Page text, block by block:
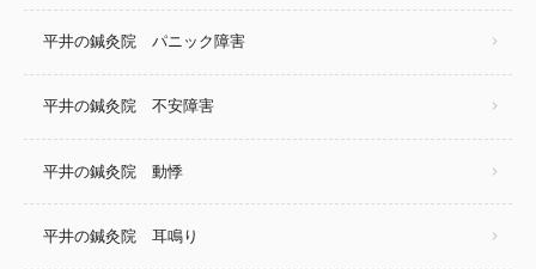
平井の鍼灸院 パニック障害
平井の鍼灸院 不安障害
平井の鍼灸院 動悸
平井の鍼灸院 耳鳴り